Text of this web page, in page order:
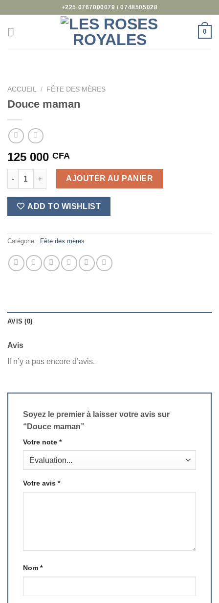
contenu
+225 0767000079 / 0748505028
0
ACCUEIL / FÊTE DES MÈRES
Douce maman
125 000 CFA
quantité de Douce maman
AJOUTER AU PANIER
ADD TO WISHLIST
Catégorie : Fête des mères
AVIS (0)
Avis
Il n’y a pas encore d’avis.
Soyez le premier à laisser votre avis sur
“Douce maman”
Votre note *
Votre avis *
Nom *